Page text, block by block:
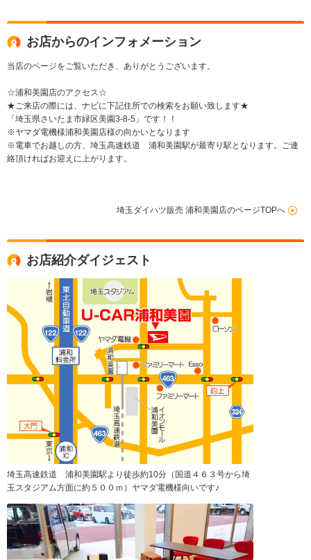
ー 両側電動スライド
ドアお店からのインフォメーション
当店のページをご覧いただき、ありがとうございます。
☆浦和美園店のアクセス☆
★ご来店の際には、ナビに下記住所での検索をお願い致します★
「埼玉県さいたま市緑区美園3-8-5」です！！
※ヤマダ電機様浦和美園店様の向かいとなります
※電車でお越しの方、埼玉高速鉄道 浦和美園駅が最寄り駅となります。ご連
絡頂ければお迎えに上がります。
埼玉ダイハツ販売 浦和美園店のページTOPへ
お店紹介ダイジェスト
埼玉高速鉄道 浦和美園駅より徒歩約10分（国道４６３号から埼
玉スタジアム方面に約５００ｍ）ヤマダ電機様向いです♪